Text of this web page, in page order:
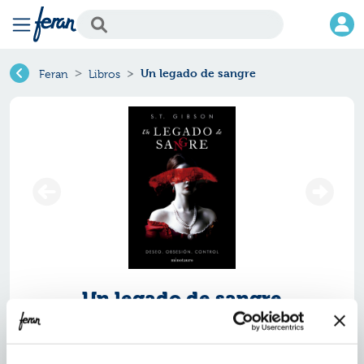
Feran Libros Un legado de sangre
Un legado de sangre
Ref.